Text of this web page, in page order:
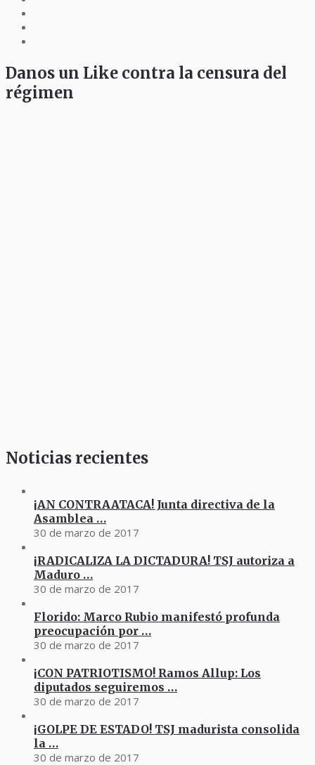
Danos un Like contra la censura del
régimen
Noticias recientes
¡AN CONTRAATACA! Junta directiva de la
Asamblea …
30 de marzo de 2017
¡RADICALIZA LA DICTADURA! TSJ autoriza a
Maduro …
30 de marzo de 2017
Florido: Marco Rubio manifestó profunda
preocupación por …
30 de marzo de 2017
¡CON PATRIOTISMO! Ramos Allup: Los
diputados seguiremos …
30 de marzo de 2017
¡GOLPE DE ESTADO! TSJ madurista consolida
la …
30 de marzo de 2017